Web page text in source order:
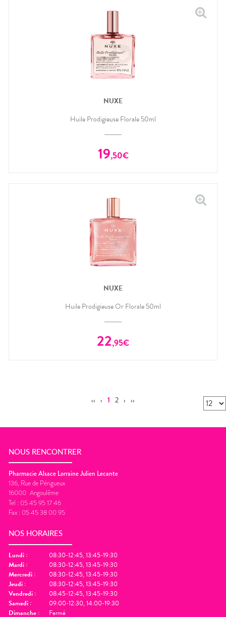
NUXE
Huile Prodigieuse Florale 50ml
19,50€
NUXE
Huile Prodigieuse Or Florale 50ml
22,95€
‹‹ ‹ 1 2 › ››
NOUS RENCONTRER
Pharmacie Alsace Lorraine Julien Lecante
136, Rue de Périgueux
16000 Angoulême
Tel : 05 45 95 17 46
Fax : 05 45 38 00 95
NOS HORAIRES
Lundi :
08:30-12:45, 13:45-19:30
Mardi :
08:30-12:45, 13:45-19:30
Mercredi :
08:30-12:45, 13:45-19:30
Jeudi :
08:30-12:45, 13:45-19:30
Vendredi :
08:45-12:45, 13:45-19:30
Samedi :
09:00-12:30, 14:00-19:30
Dimanche :
Fermé